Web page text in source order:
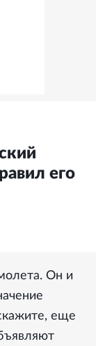
его
Он и
еще